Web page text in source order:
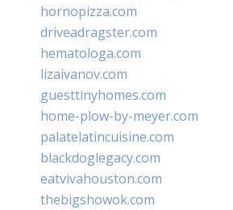
hornopizza.com
driveadragster.com
hematologa.com
lizaivanov.com
guesttinyhomes.com
home-plow-by-meyer.com
palatelatincuisine.com
blackdoglegacy.com
eatvivahouston.com
thebigshowok.com